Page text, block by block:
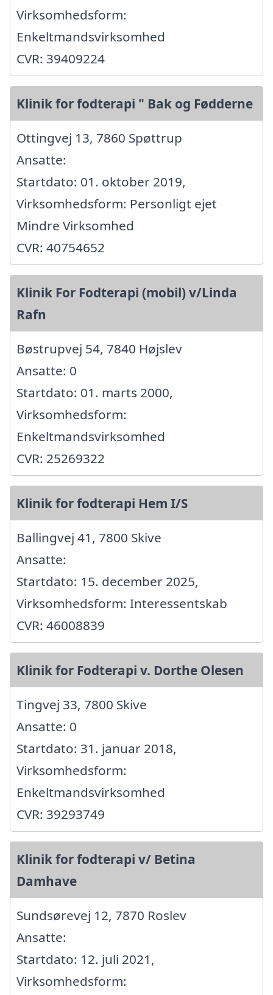
Virksomhedsform:
Enkeltmandsvirksomhed
CVR: 39409224
Klinik for fodterapi " Bak og Fødderne
Ottingvej 13, 7860 Spøttrup
Ansatte:
Startdato: 01. oktober 2019,
Virksomhedsform: Personligt ejet
Mindre Virksomhed
CVR: 40754652
Klinik For Fodterapi (mobil) v/Linda
Rafn
Bøstrupvej 54, 7840 Højslev
Ansatte: 0
Startdato: 01. marts 2000,
Virksomhedsform:
Enkeltmandsvirksomhed
CVR: 25269322
Klinik for fodterapi Hem I/S
Ballingvej 41, 7800 Skive
Ansatte:
Startdato: 15. december 2025,
Virksomhedsform: Interessentskab
CVR: 46008839
Klinik for Fodterapi v. Dorthe Olesen
Tingvej 33, 7800 Skive
Ansatte: 0
Startdato: 31. januar 2018,
Virksomhedsform:
Enkeltmandsvirksomhed
CVR: 39293749
Klinik for fodterapi v/ Betina
Damhave
Sundsørevej 12, 7870 Roslev
Ansatte:
Startdato: 12. juli 2021,
Virksomhedsform: